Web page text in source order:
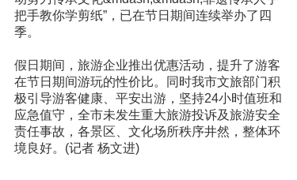
把手教你学剪纸”，已在节日期间连续举办了四
季。
假日期间，旅游企业推出优惠活动，提升了游客
在节日期间游玩的性价比。同时我市文旅部门积
极引导游客健康、平安出游，坚持24小时值班和
应急值守，全市未发生重大旅游投诉及旅游安全
责任事故，各景区、文化场所秩序井然，整体环
境良好。(记者 杨文进)